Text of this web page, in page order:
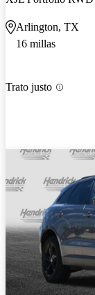
Arlington, TX
16 millas
Trato justo